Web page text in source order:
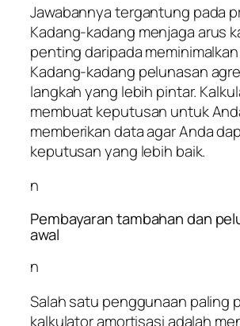
Jawabannya tergantung pada
Kadang-kadang menjaga arus
penting daripada
Kadang-kadang pelunasan
langkah yang lebih pintar.
membuat keputusan untuk
memberikan data agar Anda
keputusan yang lebih baik.
n
Pembayaran tambahan dan
awal
n
Salah satu penggunaan paling
kalkulator amortisasi adalah